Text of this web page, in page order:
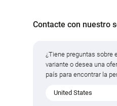
Contacte con nuestro
¿Tiene preguntas sobre
variante o desea una
país para encontrar la
United States